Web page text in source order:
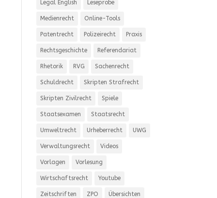
Legal English Leseprobe
Medienrecht Online-Tools
Patentrecht Polizeirecht Praxis
Rechtsgeschichte Referendariat
Rhetorik RVG Sachenrecht
Schuldrecht Skripten Strafrecht
Skripten Zivilrecht Spiele
Staatsexamen Staatsrecht
Umweltrecht Urheberrecht UWG
Verwaltungsrecht Videos
Vorlagen Vorlesung
Wirtschaftsrecht Youtube
Zeitschriften ZPO Übersichten